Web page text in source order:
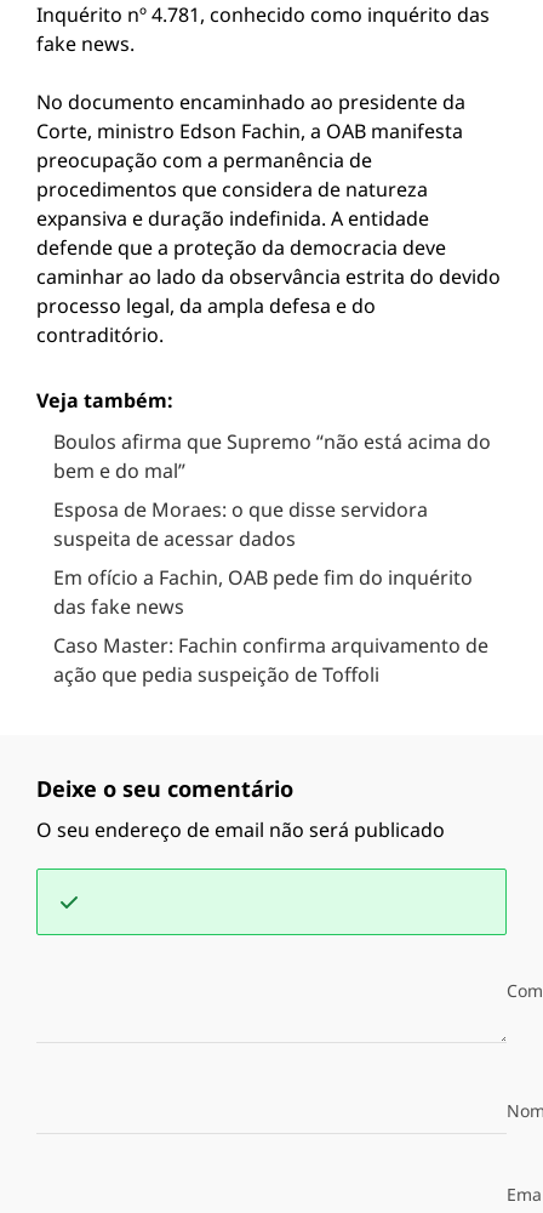
Inquérito nº 4.781, conhecido como inquérito das
fake news.
No documento encaminhado ao presidente da
Corte, ministro Edson Fachin, a OAB manifesta
preocupação com a permanência de
procedimentos que considera de natureza
expansiva e duração indefinida. A entidade
defende que a proteção da democracia deve
caminhar ao lado da observância estrita do devido
processo legal, da ampla defesa e do
contraditório.
Veja também:
Boulos afirma que Supremo “não está acima do
bem e do mal”
Esposa de Moraes: o que disse servidora
suspeita de acessar dados
Em ofício a Fachin, OAB pede fim do inquérito
das fake news
Caso Master: Fachin confirma arquivamento de
ação que pedia suspeição de Toffoli
Deixe o seu comentário
O seu endereço de email não será publicado